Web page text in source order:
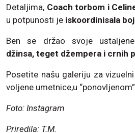
Detaljima, Coach torbom i
u potpunosti je iskoordinisala
Ben se držao svoje ustaljene
džinsa, teget džempera i crnih
Posetite našu galeriju za
voljene umetnice,u
Foto: Instagram
Priredila: T.M.